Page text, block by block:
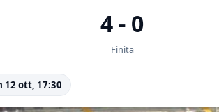
4 - 0
Finita
12 ott, 17:30